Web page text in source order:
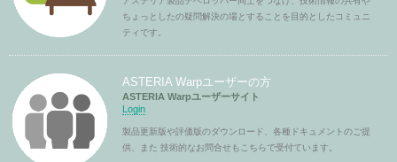
ちょっとしたの疑問解決の場とすることを目的としたコミュニ
ティです。
ASTERIA Warpユーザーの方
ASTERIA Warpユーザーサイト
Login
製品更新版や評価版のダウンロード、各種ドキュメントのご提
供、また 技術的なお問合せもこちらで受付ています。